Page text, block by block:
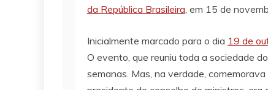
da República Brasileira, em 15 de
Inicialmente marcado para o dia 19 de
O evento, que reuniu toda a sociedade
semanas. Mas, na verdade,